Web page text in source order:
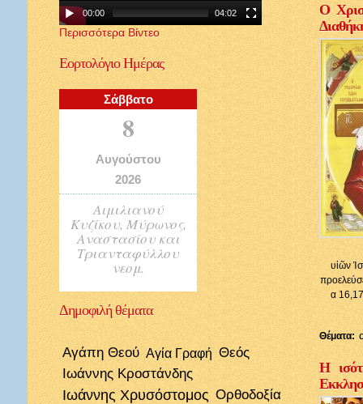
00:00 04:02
Περισσότερα Βίντεο
ΕορτολόγιοΗμέρας
Σάββατο
8
Αυγούστου
2026
Αιμιλιανού
Κυζίκου, Μύρωνος,
Αναστασίου και
Τριανταφύλλου
νεομ.
Δημοφιλήθέματα
Αγάπη Θεού Αγία Γραφή Θεός
Ιωάννης Κροστάνδης
Ιωάννης Χρυσόστομος Ορθοδοξία
Ο
υἱῶν
α 16,17
Θέματα:
Η